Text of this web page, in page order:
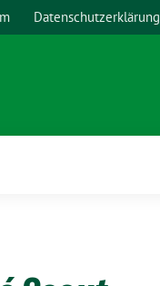
Datenschutzerklärung